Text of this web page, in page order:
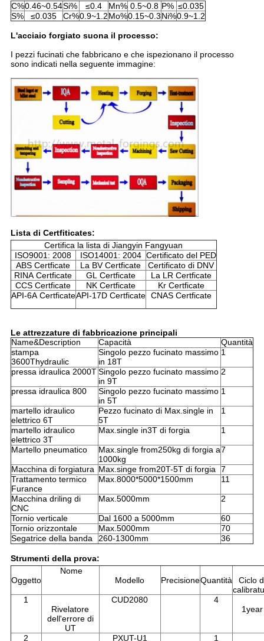
C%0.46~0.54Si% ≤0.4 Mn% 0.5~0.8 P% ≤0.035
S%
≤0.035 Cr%0.9~1.2Mo%0.15~0.3Ni%0.9~1.2
L'acciaio forgiato suona il processo:
I pezzi fucinati che fabbricano e che ispezionano il processo
sono indicati nella seguente immagine:
Lista di Certfiticates:
Certifica la lista di Jiangyin Fangyuan
ISO9001: 2008
ISO14001: 2004 Certificato del PED
ABS Certficate
La BV Certficate
Certificato di DNV
RINA Certficate
GL Certficate
La LR Certficate
CCS Certficate
NK Certficate
Kr Certficate
API-6A CertficateAPI-17D Certficate CNAS Certficate
Le attrezzature di fabbricazione principali
Name&Description
Capacità
Quantità
stampa
3600Thydraulic
Singolo pezzo fucinato massimo
in 18T
1
pressa idraulica 2000TSingolo pezzo fucinato massimo
in 9T
2
pressa idraulica 800
Singolo pezzo fucinato massimo
in 5T
1
martello idraulico
elettrico 6T
Pezzo fucinato di Max.single in
5T
1
martello idraulico
elettrico 3T
Max.single in3T di forgia 1
Martello pneumatico
Max.single from250kg di forgia a
1000kg
7
Macchina di forgiatura Max.singe from20T-5T di forgia
7
Trattamento termico
Furance
Max.8000*5000*1500mm 11
Macchina driling di
CNC
Max.5000mm 2
Tornio verticale Dal 1600 a 5000mm
60
Tornio orizzontale
Max.5000mm
70
Segatrice della banda
260-1300mm 36
Strumenti della prova:
Oggetto
Nome
Modello
PrecisioneQuantità
Ciclo
1
Rivelatore
dell'errore di
UT
CUD2080
4
1year
2
PXUT-U1
1